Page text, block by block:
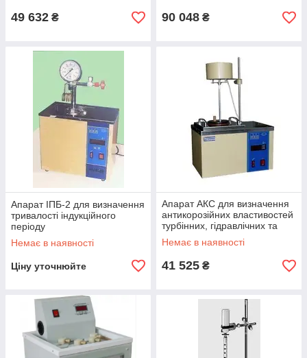
49 632 ₴ 90 048 ₴
Апарат ІПБ-2 для визначення
тривалості індукційного
періоду
Немає в наявності
Ціну уточнюйте
Апарат АКС для визначення
антикорозійних властивостей
турбінних, гідравлічних та
інших мастильних олив
Немає в наявності
41 525 ₴